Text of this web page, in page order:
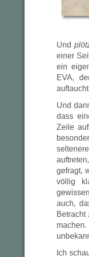
Und
einer
ein
EVA,
Und
dass
Zeile
gefragt,
völlig
auch,
Betracht
Ich